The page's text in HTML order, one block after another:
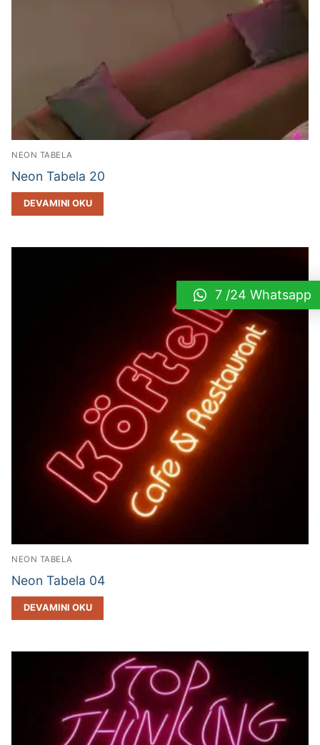
NEON TABELA
Neon Tabela 20
DEVAMINI OKU
NEON TABELA
Neon Tabela 04
DEVAMINI OKU
7 /24 Whatsapp